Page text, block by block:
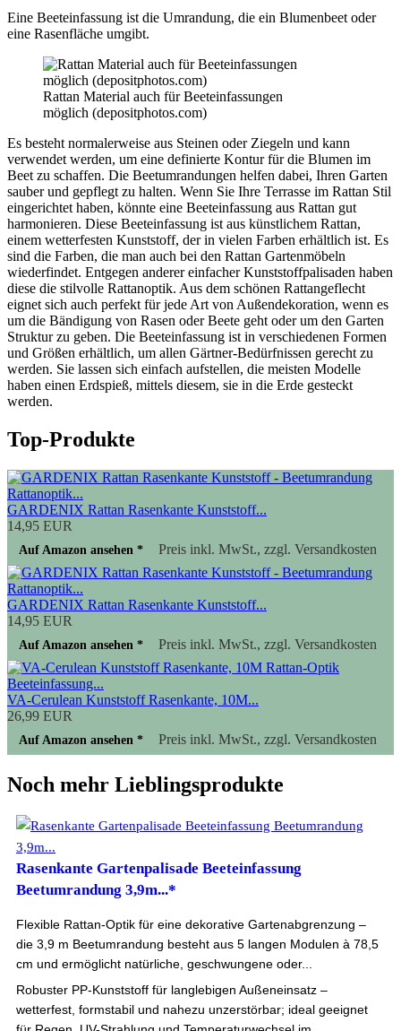
Eine Beeteinfassung ist die Umrandung, die ein Blumenbeet oder
eine Rasenfläche umgibt.
Rattan Material auch für Beeteinfassungen
möglich (depositphotos.com)
Es besteht normalerweise aus Steinen oder Ziegeln und kann
verwendet werden, um eine definierte Kontur für die Blumen im
Beet zu schaffen. Die Beetumrandungen helfen dabei, Ihren Garten
sauber und gepflegt zu halten. Wenn Sie Ihre Terrasse im Rattan Stil
eingerichtet haben, könnte eine Beeteinfassung aus Rattan gut
harmonieren. Diese Beeteinfassung ist aus künstlichem Rattan,
einem wetterfesten Kunststoff, der in vielen Farben erhältlich ist. Es
sind die Farben, die man auch bei den Rattan Gartenmöbeln
wiederfindet. Entgegen anderer einfacher Kunststoffpalisaden haben
diese die stilvolle Rattanoptik. Aus dem schönen Rattangeflecht
eignet sich auch perfekt für jede Art von Außendekoration, wenn es
um die Bändigung von Rasen oder Beete geht oder um den Garten
Struktur zu geben. Die Beeteinfassung ist in verschiedenen Formen
und Größen erhältlich, um allen Gärtner-Bedürfnissen gerecht zu
werden. Sie lassen sich einfach aufstellen, die meisten Modelle
haben einen Erdspieß, mittels diesem, sie in die Erde gesteckt
werden.
Top-Produkte
GARDENIX Rattan Rasenkante Kunststoff...
14,95 EUR
Auf Amazon ansehen * Preis inkl. MwSt., zzgl. Versandkosten
GARDENIX Rattan Rasenkante Kunststoff...
14,95 EUR
Auf Amazon ansehen * Preis inkl. MwSt., zzgl. Versandkosten
VA-Cerulean Kunststoff Rasenkante, 10M...
26,99 EUR
Auf Amazon ansehen * Preis inkl. MwSt., zzgl. Versandkosten
Noch mehr Lieblingsprodukte
Rasenkante Gartenpalisade Beeteinfassung
Beetumrandung 3,9m...*
Flexible Rattan-Optik für eine dekorative Gartenabgrenzung –
die 3,9 m Beetumrandung besteht aus 5 langen Modulen à 78,5
cm und ermöglicht natürliche, geschwungene oder...
Robuster PP-Kunststoff für langlebigen Außeneinsatz –
wetterfest, formstabil und nahezu unzerstörbar; ideal geeignet